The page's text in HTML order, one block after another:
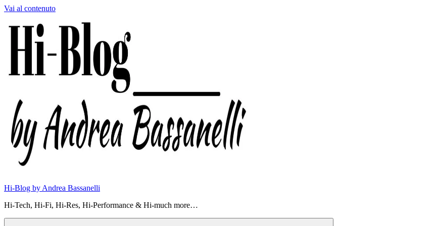
Vai al contenuto
Hi-Blog by Andrea Bassanelli
Hi-Tech, Hi-Fi, Hi-Res, Hi-Performance & Hi-much more…